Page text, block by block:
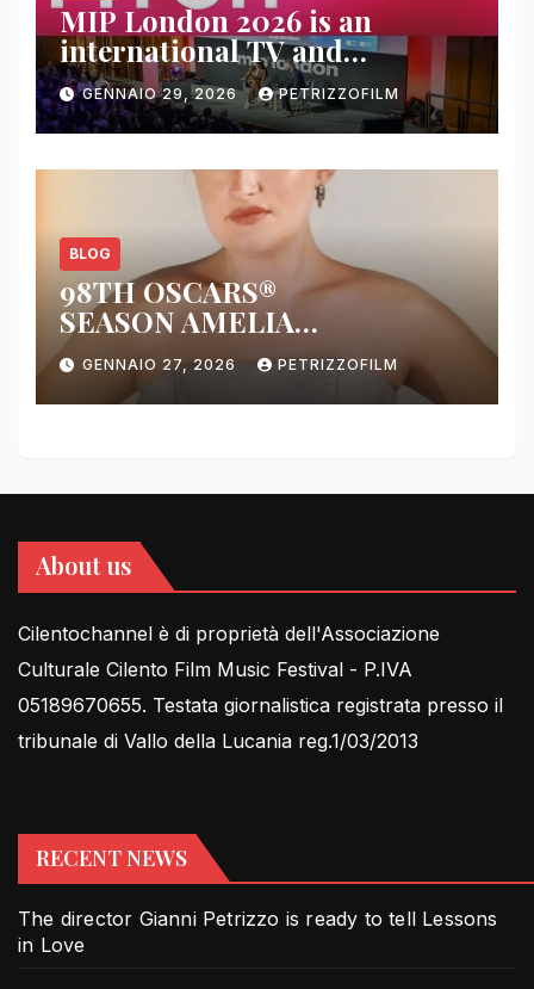
MIP London 2026 is an
international TV and
streaming content market
GENNAIO 29, 2026 PETRIZZOFILM
BLOG
98TH OSCARS®
SEASON AMELIA
DIMOLDENBERG RETURNS
FOR THIRD YEAR
GENNAIO 27, 2026 PETRIZZOFILM
About us
Cilentochannel è di proprietà dell'Associazione
Culturale Cilento Film Music Festival - P.IVA
05189670655. Testata giornalistica registrata presso il
tribunale di Vallo della Lucania reg.1/03/2013
RECENT NEWS
The director Gianni Petrizzo is ready to tell Lessons
in Love